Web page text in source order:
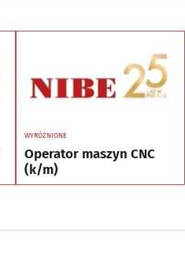
WYRÓŻNIONE
Operator maszyn CNC
(k/m)